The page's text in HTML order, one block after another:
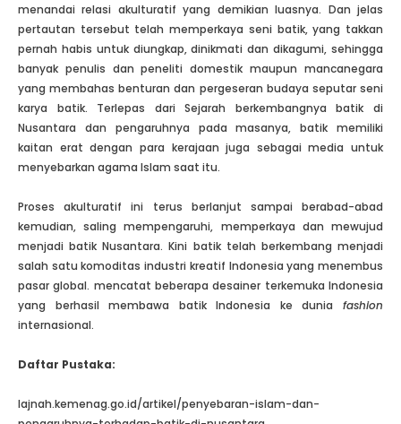
menandai relasi akulturatif yang demikian luasnya. Dan jelas
pertautan tersebut telah memperkaya seni batik, yang takkan
pernah habis untuk diungkap, dinikmati dan dikagumi, sehingga
banyak penulis dan peneliti domestik maupun mancanegara
yang membahas benturan dan pergeseran budaya seputar seni
karya batik. Terlepas dari Sejarah berkembangnya batik di
Nusantara dan pengaruhnya pada masanya, batik memiliki
kaitan erat dengan para kerajaan juga sebagai media untuk
menyebarkan agama Islam saat itu.
Proses akulturatif ini terus berlanjut sampai berabad-abad
kemudian, saling mempengaruhi, memperkaya dan mewujud
menjadi batik Nusantara. Kini batik telah berkembang menjadi
salah satu komoditas industri kreatif Indonesia yang menembus
pasar global. mencatat beberapa desainer terkemuka Indonesia
yang berhasil membawa batik Indonesia ke dunia fashion
internasional.
Daftar Pustaka:
lajnah.kemenag.go.id/artikel/penyebaran-islam-dan-